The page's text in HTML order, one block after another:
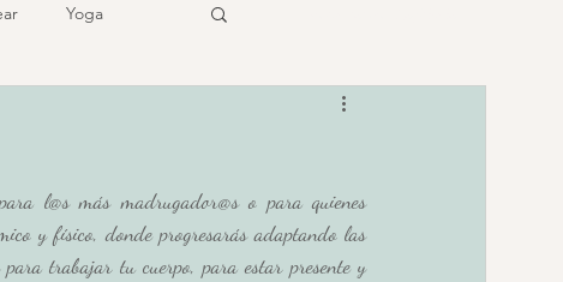
Yoga
l@s más madrugador@s o para quienes
y físico, donde progresarás adaptando las
para trabajar tu cuerpo, para estar presente y